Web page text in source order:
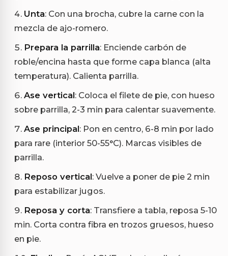
Unta: Con una brocha, cubre la carne con la
mezcla de ajo-romero.
Prepara la parrilla: Enciende carbón de
roble/encina hasta que forme capa blanca (alta
temperatura). Calienta parrilla.
Ase vertical: Coloca el filete de pie, con hueso
sobre parrilla, 2-3 min para calentar suavemente.
Ase principal: Pon en centro, 6-8 min por lado
para rare (interior 50-55°C). Marcas visibles de
parrilla.
Reposo vertical: Vuelve a poner de pie 2 min
para estabilizar jugos.
Reposa y corta: Transfiere a tabla, reposa 5-10
min. Corta contra fibra en trozos gruesos, hueso
en pie.